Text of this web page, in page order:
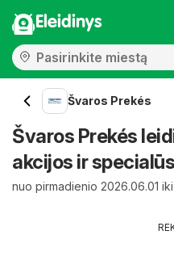
Eleidinys
Švaros Prekés
Švaros Prekés
akcijos ir
nuo pirmadienio 2026.06.01